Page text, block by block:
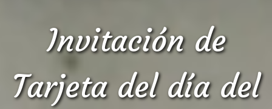
Invitación de
Tarjeta del día del